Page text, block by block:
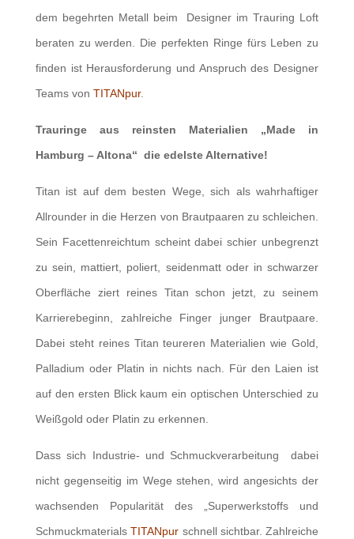
dem begehrten Metall beim Designer im Trauring Loft
beraten zu werden. Die perfekten Ringe fürs Leben zu
finden ist Herausforderung und Anspruch des Designer
Teams von TITANpur.
Trauringe aus reinsten Materialien „Made in
Hamburg – Altona“ die edelste Alternative!
Titan ist auf dem besten Wege, sich als wahrhaftiger
Allrounder in die Herzen von Brautpaaren zu schleichen.
Sein Facettenreichtum scheint dabei schier unbegrenzt
zu sein, mattiert, poliert, seidenmatt oder in schwarzer
Oberfläche ziert reines Titan schon jetzt, zu seinem
Karrierebeginn, zahlreiche Finger junger Brautpaare.
Dabei steht reines Titan teureren Materialien wie Gold,
Palladium oder Platin in nichts nach. Für den Laien ist
auf den ersten Blick kaum ein optischen Unterschied zu
Weißgold oder Platin zu erkennen.
Dass sich Industrie- und Schmuckverarbeitung dabei
nicht gegenseitig im Wege stehen, wird angesichts der
wachsenden Popularität des „Superwerkstoffs und
SchmuckmaterialsTITANpur schnell sichtbar. Zahlreiche